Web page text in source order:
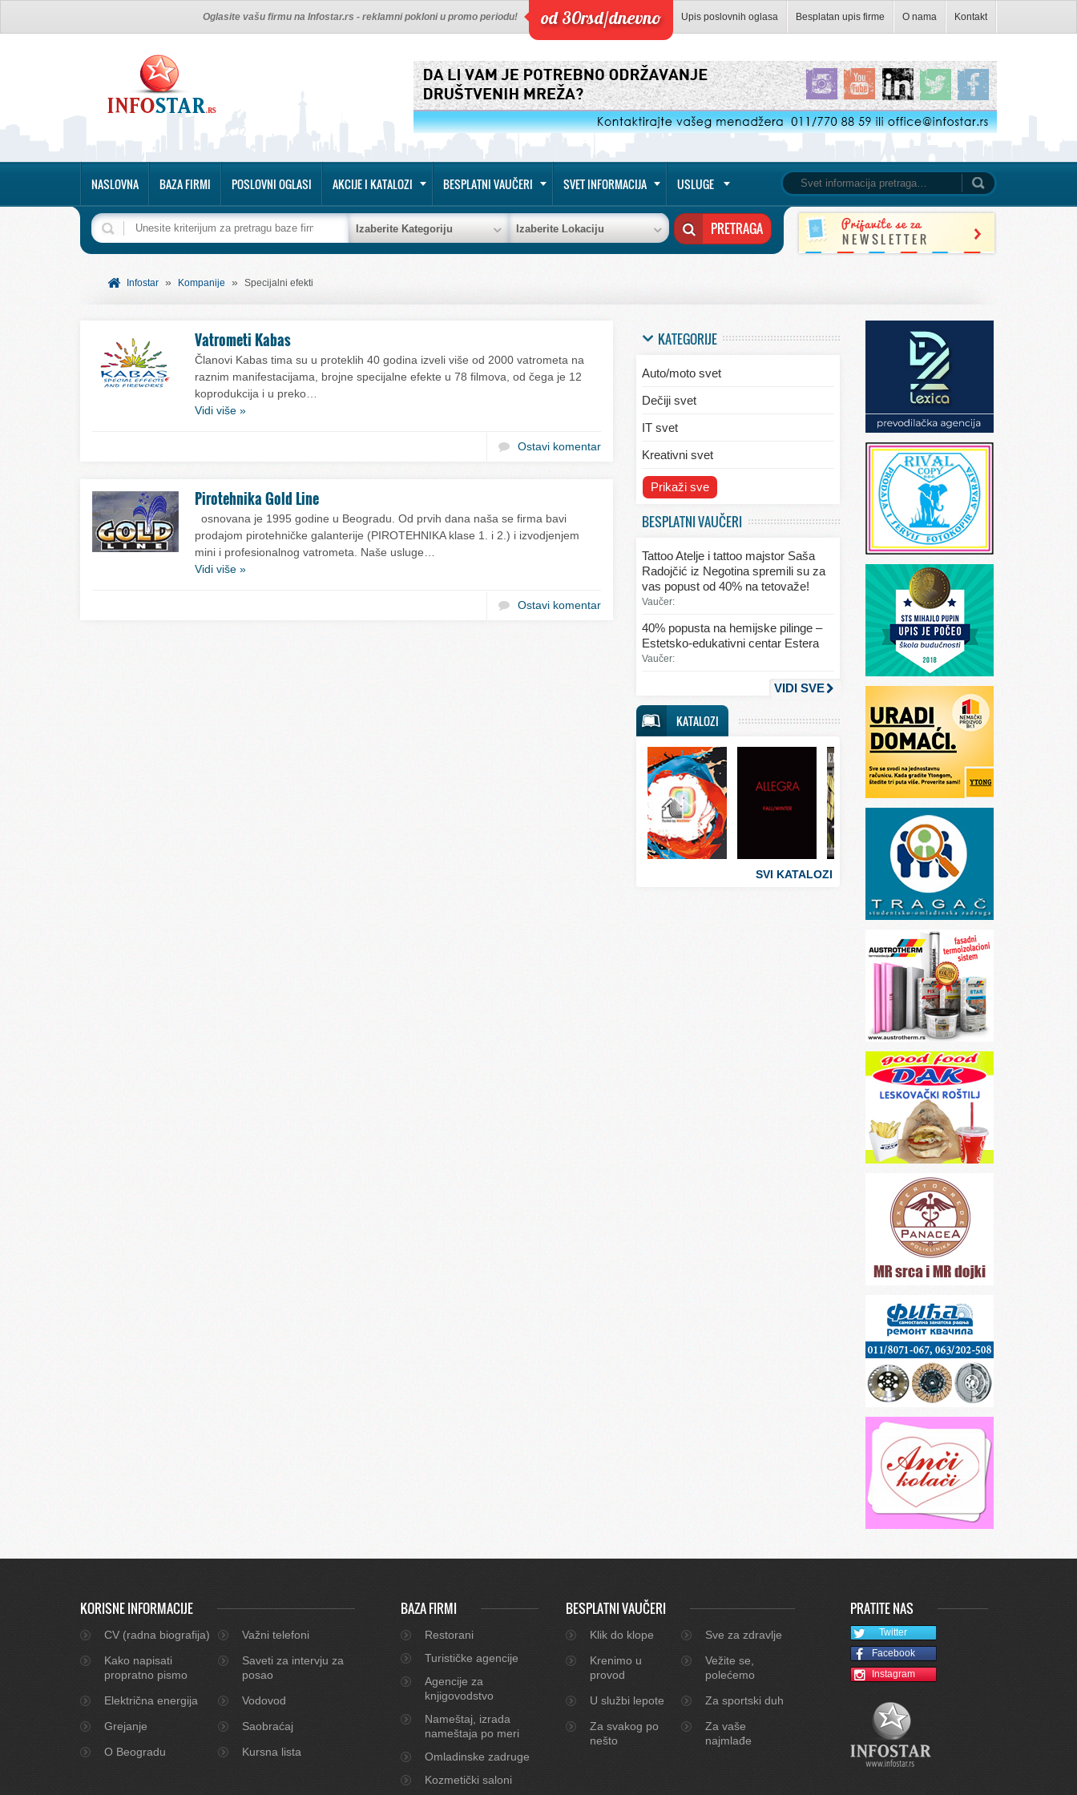
Upis poslovnih oglasa Besplatan upis firme O nama Kontakt
od 30rsd/dnevno
Oglasite vašu firmu na Infostar.rs - reklamni pokloni u promo periodu!
NASLOVNA BAZA FIRMI POSLOVNI OGLASI AKCIJE I KATALOZI BESPLATNI VAUČERI SVET INFORMACIJA USLUGE
Izaberite Kategoriju Izaberite Lokaciju
Infostar » Kompanije » Specijalni efekti
Vatrometi Kabas
Članovi Kabas tima su u proteklih 40 godina izveli više od 2000 vatrometa na
raznim manifestacijama, brojne specijalne efekte u 78 filmova, od čega je 12
koprodukcija i u preko…
Vidi više »
Ostavi komentar
Pirotehnika Gold Line
osnovana je 1995 godine u Beogradu. Od prvih dana naša se firma bavi
prodajom pirotehničke galanterije (PIROTEHNIKA klase 1. i 2.) i izvodjenjem
mini i profesionalnog vatrometa. Naše usluge…
Vidi više »
Ostavi komentar
KATEGORIJE
Auto/moto svet
Dečiji svet
IT svet
Kreativni svet
Svet ekologije
Svet kulinarstva
Svet lepote
Svet mode
Svet sporta
Svet tehnike
Svet ugostiteljstva
Svet zabave i umetnosti
Svet zanimljivosti
Svet zdravlja
Prikaži sve
BESPLATNI VAUČERI
Tattoo Atelje i tattoo majstor Saša
Radojčić iz Negotina spremili su za
vas popust od 40% na tetovaže!
Vaučer:
40% popusta na hemijske pilinge –
Estetsko-edukativni centar Estera
Vaučer:
VIDI SVE
KATALOZI
SVI KATALOZI
KORISNE INFORMACIJE
CV (radna biografija)
Važni telefoni
Kako napisati
propratno pismo
Saveti za intervju za
posao
Električna energija
Vodovod
Grejanje
Saobraćaj
O Beogradu
Kursna lista
BAZA FIRMI
Restorani
Turističke agencije
Agencije za
knjigovodstvo
Nameštaj, izrada
nameštaja po meri
Omladinske zadruge
Kozmetički saloni
BESPLATNI VAUČERI
Klik do klope
Sve za zdravlje
Krenimo u
provod
Vežite se,
polećemo
U službi lepote
Za sportski duh
Za svakog po
nešto
Za vaše
najmlađe
PRATITE NAS
Twitter
Facebook
Instagram